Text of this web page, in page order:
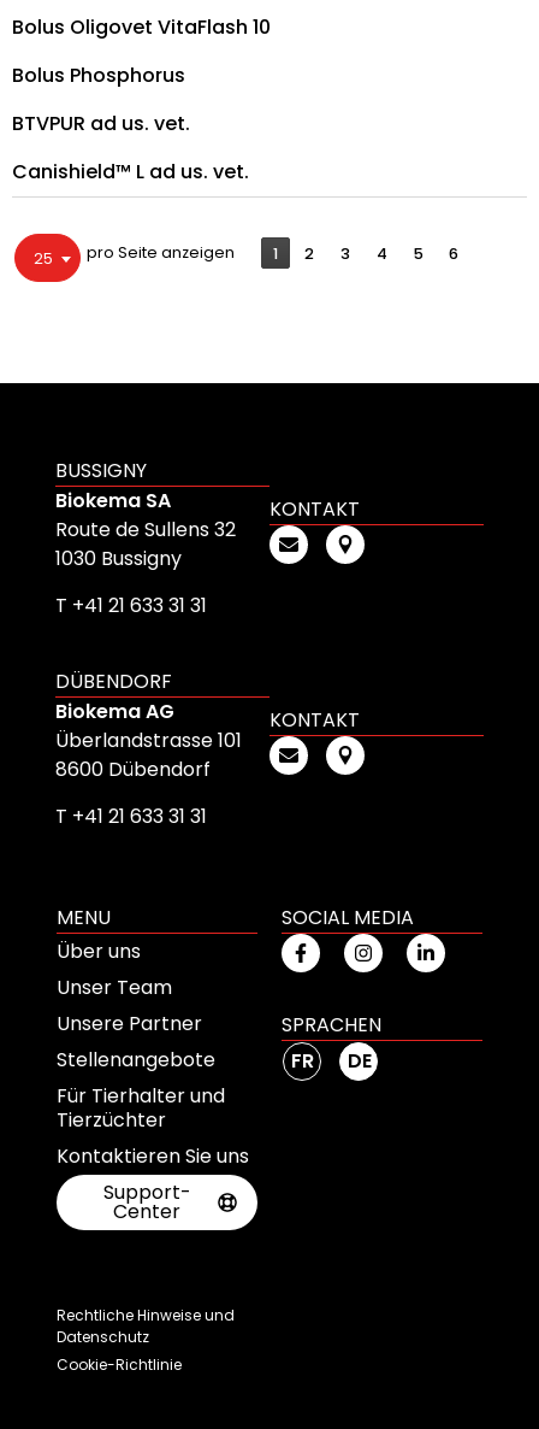
Bolus Oligovet VitaFlash 10
Bolus Phosphorus
BTVPUR ad us. vet.
Canishield™ L ad us. vet.
25 pro Seite anzeigen 1 2 3 4 5 6
BUSSIGNY
Biokema SA
Route de Sullens 32
1030 Bussigny
T +41 21 633 31 31
KONTAKT
DÜBENDORF
Biokema AG
Überlandstrasse 101
8600 Dübendorf
T +41 21 633 31 31
KONTAKT
MENU
Über uns
Unser Team
Unsere Partner
Stellenangebote
Für Tierhalter und
Tierzüchter
Kontaktieren Sie uns
Support-
Center
SOCIAL MEDIA
SPRACHEN
FR
DE
Rechtliche Hinweise und
Datenschutz
Cookie-Richtlinie